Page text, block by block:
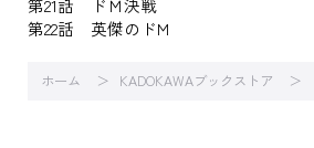
第21話 ドＭ決戦
第22話 英傑のドM
ホーム KADOKAWAブックストア